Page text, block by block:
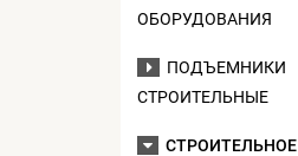
ОБОРУДОВАНИЯ
ПОДЪЕМНИКИ
СТРОИТЕЛЬНЫЕ
СТРОИТЕЛЬНОЕ